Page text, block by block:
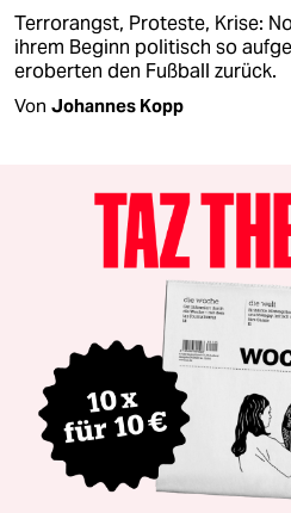
Terrorangst, Proteste, Krise:
ihrem Beginn politisch so
eroberten den Fußball zurück.
Von Johannes Kopp